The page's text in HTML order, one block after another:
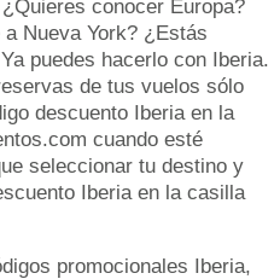
conocer Europa?
Nueva York? ¿Estás
puedes hacerlo con Iberia.
de tus vuelos sólo
descuento Iberia en la
cuando esté
seleccionar tu destino y
Iberia en la casilla
promocionales Iberia,